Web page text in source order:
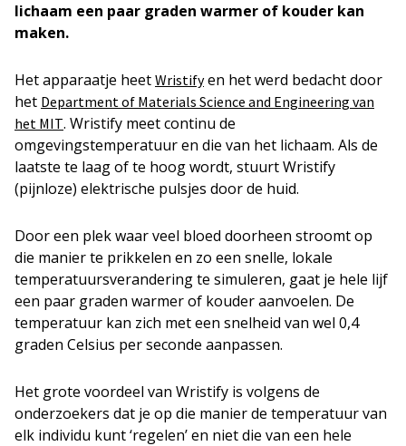
lichaam een paar graden warmer of kouder kan
maken.
Het apparaatje heet Wristifyen het werd bedacht door
het Department of Materials Science and Engineering van
het MIT. Wristify meet continu de
omgevingstemperatuur en die van het lichaam. Als de
laatste te laag of te hoog wordt, stuurt Wristify
(pijnloze) elektrische pulsjes door de huid.
Door een plek waar veel bloed doorheen stroomt op
die manier te prikkelen en zo een snelle, lokale
temperatuursverandering te simuleren, gaat je hele lijf
een paar graden warmer of kouder aanvoelen. De
temperatuur kan zich met een snelheid van wel 0,4
graden Celsius per seconde aanpassen.
Het grote voordeel van Wristify is volgens de
onderzoekers dat je op die manier de temperatuur van
elk individu kunt ‘regelen’ en niet die van een hele